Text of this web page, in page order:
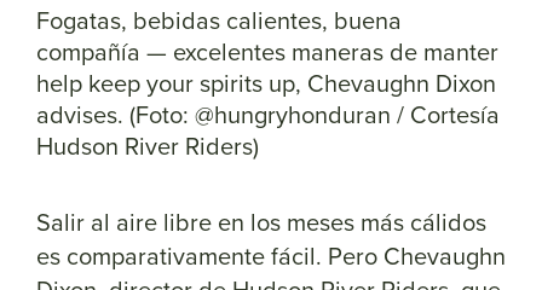
Fogatas, bebidas calientes, buena
compañía — excelentes maneras de manter
help keep your spirits up, Chevaughn Dixon
advises. (Foto: @hungryhonduran / Cortesía
Hudson River Riders)
Salir al aire libre en los meses más cálidos
es comparativamente fácil. Pero Chevaughn